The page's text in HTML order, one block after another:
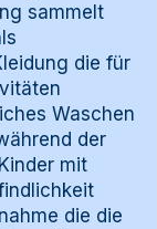
sammelt
die für
Waschen
der
mit
die die